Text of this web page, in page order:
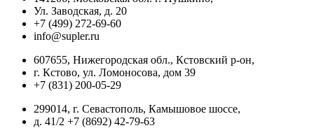
Ул. Заводская, д. 20
+7 (499) 272-69-60
info@supler.ru
607655, Нижегородская обл., Кстовский р-он,
г. Кстово, ул. Ломоносова, дом 39
+7 (831) 200-05-29
299014, г. Севастополь, Камышовое шоссе,
д. 41/2 +7 (8692) 42-79-63